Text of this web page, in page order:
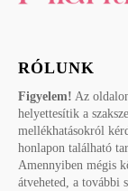
RÓLUNK
Figyelem! Az
helyettesítik a
mellékhatásokról
honlapon található
Amennyiben mégis
átveheted, a további